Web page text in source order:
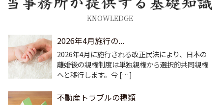
KNOWLEDGE
2026年4月施行の...
2026年4月に施行される改正民法により、日本の
離婚後の親権制度は単独親権から選択的共同親権
へと移行します。今 […]
不動産トラブルの種類